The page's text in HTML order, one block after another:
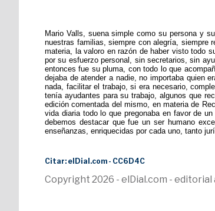
Mario Valls, suena simple como su persona y
nuestras familias, siempre con alegría, siempre
materia, la valoro en razón de haber visto todo
por su esfuerzo personal, sin secretarios, sin
entonces fue su pluma, con todo lo que
dejaba de atender a nadie, no importaba quien
nada, facilitar el trabajo, si era necesario,
tenía ayudantes para su trabajo, algunos que
edición comentada del mismo, en materia de
vida diaria todo lo que pregonaba en favor de
debemos destacar que fue un ser humano
enseñanzas, enriquecidas por cada uno, tanto
Citar: elDial.com - CC6D4C
Copyright 2026 - elDial.com -